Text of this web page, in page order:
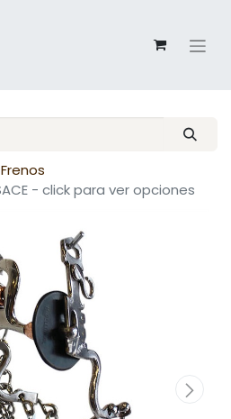
Frenos
- click para ver opciones